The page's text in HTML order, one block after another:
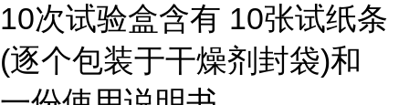
10次试验盒含有 10张试纸条
(逐个包装于干燥剂封袋)和